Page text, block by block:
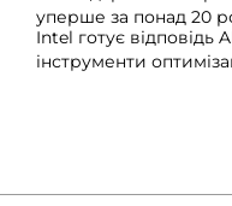
уперше за понад 20
Intel готує відповідь
інструменти